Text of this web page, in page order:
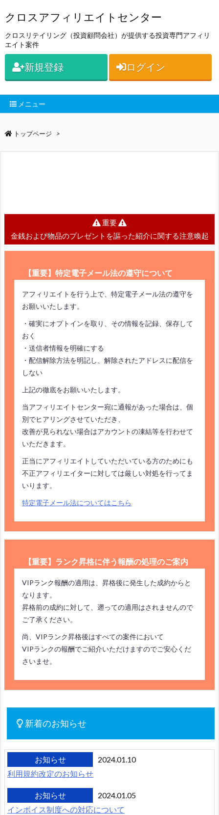
クロスアフィリエイトセンター
クロスリテイリング（投資顧問会社）が提供する投資専門アフィリ
エイト案件
新規登録 ログイン
メニュー
トップページ >
重要
金銭および物品のプレゼントを謳った紹介に関する注意喚起
【重要】特定電子メール法の遵守について
アフィリエイトを行う上で、特定電子メール法の遵守を
お願いいたします。
・確実にオプトインを取り、その情報を記録、保存して
おく
・送信者情報を明確にする
・配信解除方法を明記し、解除されたアドレスに配信を
しない
上記の徹底をお願いいたします。
当アフィリエイトセンター宛に通報があった場合は、個
別でヒアリングさせていただき、
改善が見られない場合はアカウントの凍結等を行わせて
いただきます。
正当にアフィリエイトしていただいている方のためにも
不正アフィリエイターに対しては厳しい対処を行ってま
いります。
特定電子メール法についてはこちら
【重要】ランク昇格に伴う報酬の処理のご案内
VIPランク報酬の適用は、昇格後に発生した成約からと
なります。
昇格前の成約に対して、遡っての適用はされませんので
ご了承ください。
尚、VIPランク昇格後はすべての案件において
VIPランクの報酬でご紹介いただけますのでご安心くだ
さいませ。
新着のお知らせ
お知らせ
2024.01.10
利用規約改定のお知らせ
お知らせ
2024.01.05
インボイス制度への対応について